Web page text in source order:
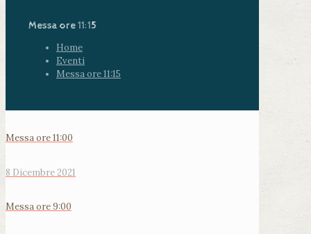
Messa ore 11:15
Home
Eventi
Messa ore 11:15
Messa ore 11:00
8 Dicembre 2021
Messa ore 9:00